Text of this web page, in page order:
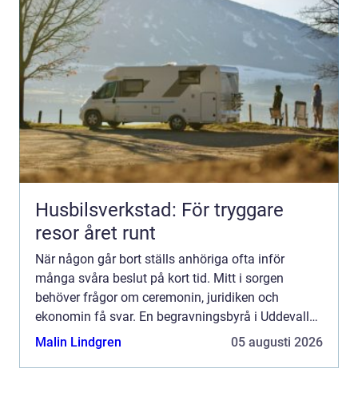
Husbilsverkstad: För tryggare
resor året runt
När någon går bort ställs anhöriga ofta inför
många svåra beslut på kort tid. Mitt i sorgen
behöver frågor om ceremonin, juridiken och
ekonomin få svar. En begravningsbyrå i Uddevalla
kan bli en lugn punkt i allt som händer, genom att
Malin Lindgren 05 augusti 2026